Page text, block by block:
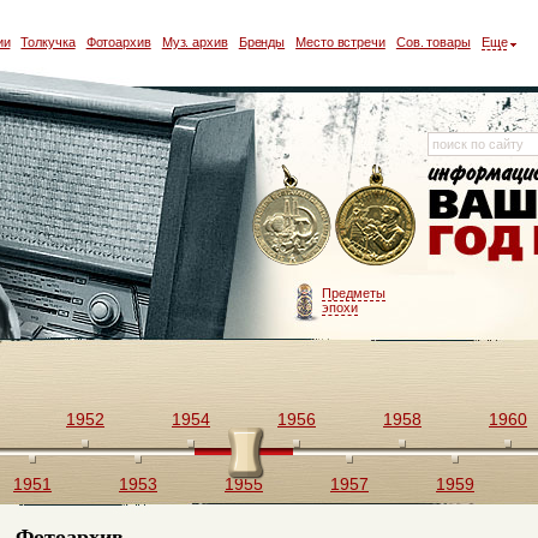
Толкучка Фотоархив Муз. архив Бренды Место встречи Сов. товары Еще
Предметы
эпохи
1951
1952
1953
1954
1955
1956
1957
1958
1959
1960